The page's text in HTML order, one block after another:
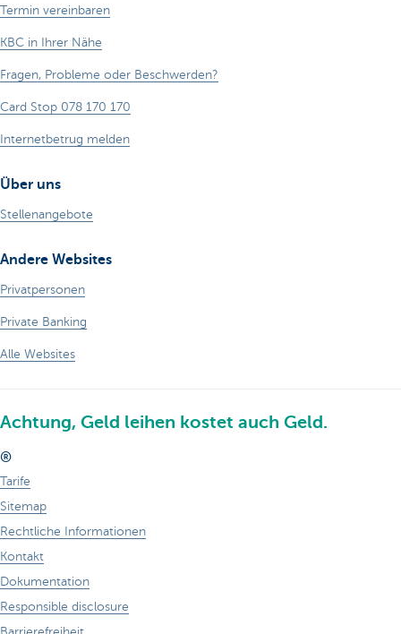
Termin vereinbaren
KBC in Ihrer Nähe
Fragen, Probleme oder Beschwerden?
Card Stop 078 170 170
Internetbetrug melden
Über uns
Stellenangebote
Andere Websites
Privatpersonen
Private Banking
Alle Websites
Achtung, Geld leihen kostet auch Geld.
®
Tarife
Sitemap
Rechtliche Informationen
Kontakt
Dokumentation
Responsible disclosure